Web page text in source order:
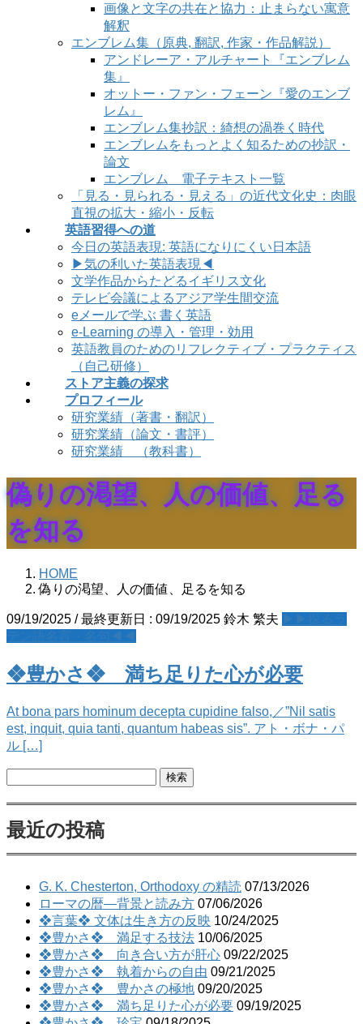
画像と文字の共在と協力：止まらない寓意
解釈
エンブレム集（原典, 翻訳, 作家・作品解説）
アンドレーア・アルチャート『エンブレム
集』
オットー・ファン・フェーン『愛のエンブ
レム』
エンブレム集抄訳：綺想の渦巻く時代
エンブレムをもっとよく知るための抄訳・
論文
エンブレム 電子テキスト一覧
「見る・見られる・見える」の近代文化史：肉眼
直視の拡大・縮小・反転
英語習得への道
今日の英語表現: 英語になりにくい日本語
▶気の利いた英語表現◀
文学作品からたどるイギリス文化
テレビ会議によるアジア学生間交流
eメールで学ぶ 書く英語
e-Learning の導入・管理・効用
英語教員のためのリフレクティブ・プラクティス
（自己研修）
ストア主義の探求
プロフィール
研究業績（著書・翻訳）
研究業績（論文・書評）
研究業績 （教科書）
偽りの渇望、人の価値、足る
を知る
HOME
偽りの渇望、人の価値、足るを知る
09/19/2025 / 最終更新日 : 09/19/2025 鈴木 繁夫
❖豊かさ❖ 満ち足りた心が必要
At bona pars hominum decepta cupidine falso,／”Nil satis
est, inquit, quia tanti, quantum habeas sis”. アト・ボナ・パ
ル […]
最近の投稿
G. K. Chesterton, Orthodoxy の精読 07/13/2026
ローマの暦―背景と読み方 07/06/2026
❖言葉❖ 文体は生き方の反映 10/24/2025
❖豊かさ❖ 満足する技法 10/06/2025
❖豊かさ❖ 向き合い方が肝心 09/22/2025
❖豊かさ❖ 執着からの自由 09/21/2025
❖豊かさ❖ 豊かさの極地 09/20/2025
❖豊かさ❖ 満ち足りた心が必要 09/19/2025